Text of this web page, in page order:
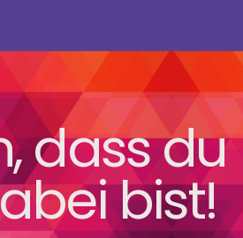
dass du
bist!